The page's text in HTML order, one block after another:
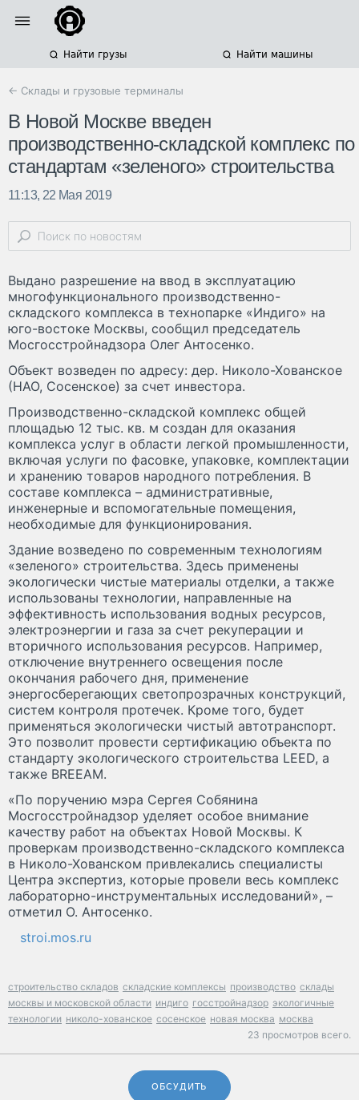
Найти грузы Найти машины
← Склады и грузовые терминалы
В Новой Москве введен
производственно-складской комплекс по
стандартам «зеленого» строительства
11:13, 22 Мая 2019
Выдано разрешение на ввод в эксплуатацию
многофункционального производственно-
складского комплекса в технопарке «Индиго» на
юго-востоке Москвы, сообщил председатель
Мосгосстройнадзора Олег Антосенко.
Объект возведен по адресу: дер. Николо-Хованское
(НАО, Сосенское) за счет инвестора.
Производственно-складской комплекс общей
площадью 12 тыс. кв. м создан для оказания
комплекса услуг в области легкой промышленности,
включая услуги по фасовке, упаковке, комплектации
и хранению товаров народного потребления. В
составе комплекса – административные,
инженерные и вспомогательные помещения,
необходимые для функционирования.
Здание возведено по современным технологиям
«зеленого» строительства. Здесь применены
экологически чистые материалы отделки, а также
использованы технологии, направленные на
эффективность использования водных ресурсов,
электроэнергии и газа за счет рекуперации и
вторичного использования ресурсов. Например,
отключение внутреннего освещения после
окончания рабочего дня, применение
энергосберегающих светопрозрачных конструкций,
систем контроля протечек. Кроме того, будет
применяться экологически чистый автотранспорт.
Это позволит провести сертификацию объекта по
стандарту экологического строительства LEED, а
также BREEAM.
«По поручению мэра Сергея Собянина
Мосгосстройнадзор уделяет особое внимание
качеству работ на объектах Новой Москвы. К
проверкам производственно-складского комплекса
в Николо-Хованском привлекались специалисты
Центра экспертиз, которые провели весь комплекс
лабораторно-инструментальных исследований», –
отметил О. Антосенко.
stroi.mos.ru
строительство складов складские комплексы производство склады
москвы и московской области индиго госстройнадзор экологичные
технологии николо-хованское сосенское новая москва москва
23 просмотров всего.
ОБСУДИТЬ